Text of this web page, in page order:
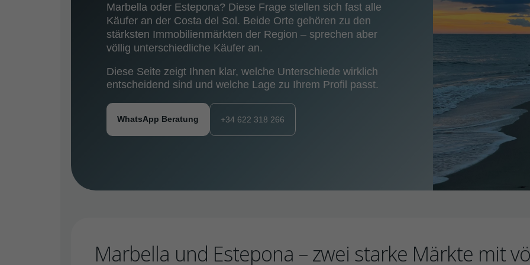
Marbella oder Estepona? Diese Frage stellen sich fast alle
Käufer an der Costa del Sol. Beide Orte gehören zu den
stärksten Immobilienmärkten der Region – sprechen aber
völlig unterschiedliche Käufer an.
Diese Seite zeigt Ihnen klar, welche Unterschiede wirklich
entscheidend sind und welche Lage zu Ihrem Profil passt.
WhatsApp Beratung +34 622 318 266
Marbella und Estepona – zwei starke Märkte mit